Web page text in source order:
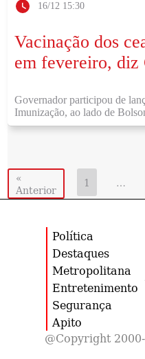
16/12 15:30
Vacinação dos
em fevereiro, diz
Governador participou de
Imunização, ao lado de
«
Anterior
1 …
Política
Destaques
Metropolitana
Entretenimento
Segurança
Apito
@Copyright